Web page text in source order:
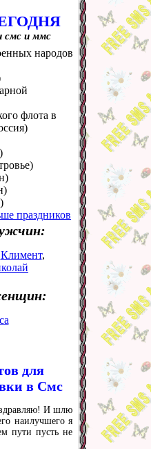
смс и ммс
народов
флота в
праздников
Климент,
для
в Смс
И шлю
наилучшего я
пути пусть не